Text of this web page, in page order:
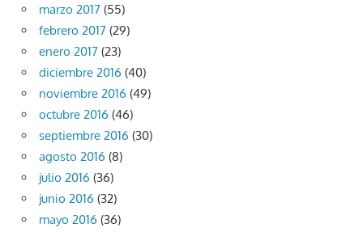
marzo 2017 (55)
febrero 2017 (29)
enero 2017 (23)
diciembre 2016 (40)
noviembre 2016 (49)
octubre 2016 (46)
septiembre 2016 (30)
agosto 2016 (8)
julio 2016 (36)
junio 2016 (32)
mayo 2016 (36)